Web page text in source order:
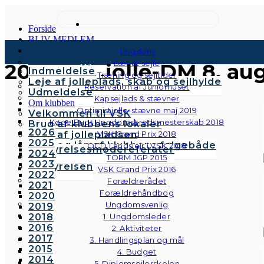
Ungdom
Lær at sejle
Træning og sejltider
Reservation af Juniorhuset
Kapsejlads & stævner
Optimistjolle-stævne maj 2019
Køge Bugt Ungdomskredsmesterskab 2018
VSK Grand Prix 2018
OCD Landslejr i VSK 2018
TORM JGP 2015
VSK Grand Prix 2016
Forældrerådet
Forældrehåndbog
Ungdomsvenlig
1. Ungdomsleder
2. Aktiviteter
3. Handlingsplan og mål
4. Budget
Forside
BLIV MEDLEM
Kontingenter & gebyrer
Indmeldelse
Leje af jolleplads, skab og sejlhylde
Udmeldelse
Om klubben
Velkommen til VSK
Brug af klubbens lokaler
Brug af jollepladsen
Brug og lån af klubbens følgebåde
Vedtægter
Bestyrelsen
Bestyrelsesmødereferater
2026
2025
2024
2023
2022
2021
2020
2019
2018
2016
2017
2015
2014
2015 Finnjolle-DM 8.